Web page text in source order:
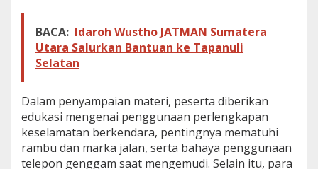
u
i
P
L
d
i
S
M
A
BACA: Idaroh Wustho JATMAN Sumatera
Utara Salurkan Bantuan ke Tapanuli
Selatan
Dalam penyampaian materi, peserta diberikan
edukasi mengenai penggunaan perlengkapan
keselamatan berkendara, pentingnya mematuhi
rambu dan marka jalan, serta bahaya penggunaan
telepon genggam saat mengemudi. Selain itu, para